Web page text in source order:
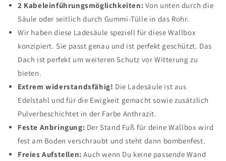
2 Kabeleinführungsmöglichkeiten: Von unten durch die
Säule oder seitlich durch Gummi-Tülle in das Rohr.
Wir haben diese Ladesäule speziell für diese Wallbox
konzipiert. Sie passt genau und ist perfekt geschützt. Das
Dach ist perfekt um weiteren Schutz vor Witterung zu
bieten.
Extrem widerstandsfähig! Die Ladesäule ist aus
Edelstahl und für die Ewigkeit gemacht sowie zusätzlich
Pulverbeschichtet in der Farbe Anthrazit.
Feste Anbringung: Der Stand Fuß für deine Wallbox wird
fest am Boden verschraubt und steht dann bombenfest.
Freies Aufstellen: Auch wenn Du keine passende Wand